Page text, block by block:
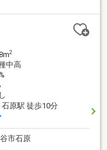
目は熊谷駅周辺へのア
■熊谷西小学校まで徒
■熊谷市役所へは徒歩6
2
中高
原駅 徒歩10分
市石原